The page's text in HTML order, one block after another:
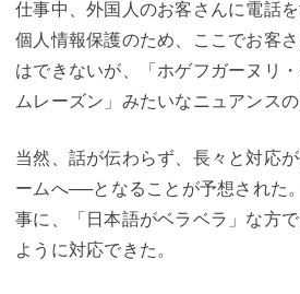
仕事中、外国人のお客さんに電話を
個人情報保護のため、ここでお客
はできないが、「ホゲフガーヌリ
ムレーズン」みたいなニュアンスの
当然、話が伝わらず、長々と対応
ームへ──となることが予想された
事に、「日本語がベラベラ」な方
ように対応できた。